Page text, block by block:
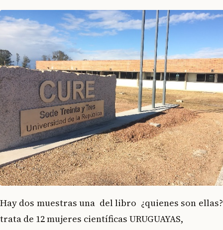
Hay dos muestras una del libro ¿quienes son
trata de 12 mujeres científicas URUGUAYAS,